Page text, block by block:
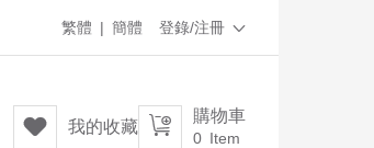
登錄/注冊 
繁體 | 簡體
 購物車
0 Item
 我的收藏